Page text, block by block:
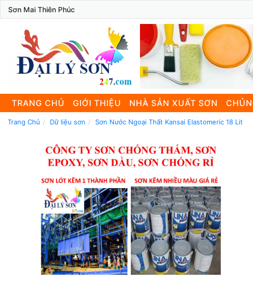
Sơn Mai Thiên Phúc
TRANG CHỦ GIỚI THIỆU NHÀ SẢN XUẤT SƠN
Trang Chủ Dữ liệu sơn Sơn Nước Ngoại Thất Kansai Elastomeric 18 Lit